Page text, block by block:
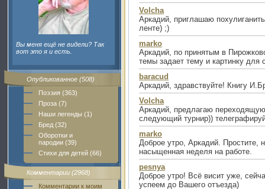
Вы меня ещё не видели? Так
вот это я и есть.
Опубликованное (508)
Поэзия (363)
Проза (7)
Наши легенды (1)
Бред (32)
Оборотки и
пародии (39)
Стихи для детей (66)
Комментарии (2968)
Комментарии к моим
Volcha
Аркадий, приглашаю
ленте) ;)
marko
Аркадий, по принятым в
темы задает тему и картинку
baracud
Аркадий, здравствуйте! Книгу
Volcha
Аркадий, предлагаю переходящую
следующий турнир))
marko
Доброе утро, Аркадий. Простите,
насыщенная неделя на работе.
pesnya
Доброе утро! Всё висит уже,
успеем до Вашего отъезда)